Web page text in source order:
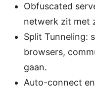
Obfuscated
netwerk zit met
Split Tunneling:
browsers,
gaan.
Auto-connect